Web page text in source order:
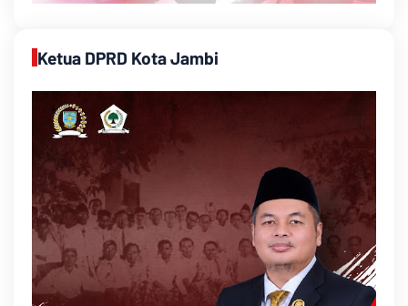
Ketua DPRD Kota Jambi